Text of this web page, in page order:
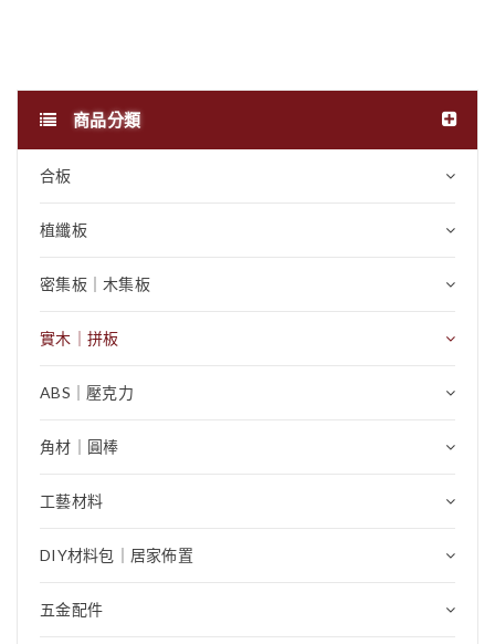
商品分類
合板
植纖板
密集板｜木集板
實木｜拼板
ABS｜壓克力
角材｜圓棒
工藝材料
DIY材料包｜居家佈置
五金配件